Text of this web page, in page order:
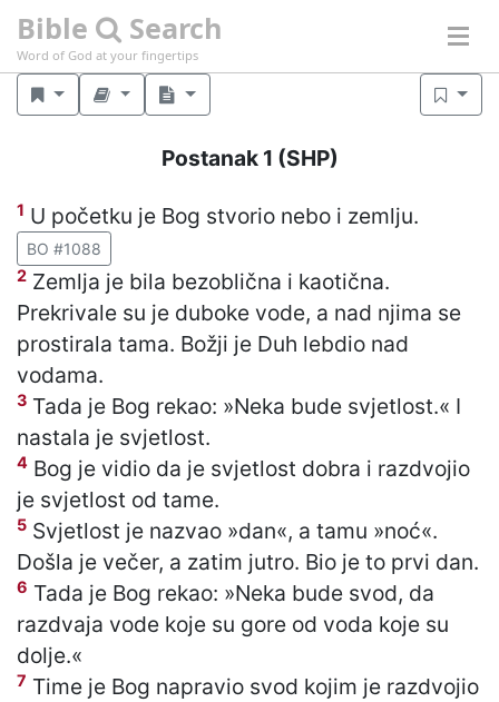
Bible Search
Word of God at your fingertips
Postanak 1 (SHP)
1 U početku je Bog stvorio nebo i zemlju.
BO #1088
2 Zemlja je bila bezoblična i kaotična.
Prekrivale su je duboke vode, a nad njima se
prostirala tama. Božji je Duh lebdio nad
vodama.
3 Tada je Bog rekao: »Neka bude svjetlost.« I
nastala je svjetlost.
4 Bog je vidio da je svjetlost dobra i razdvojio
je svjetlost od tame.
5 Svjetlost je nazvao »dan«, a tamu »noć«.
Došla je večer, a zatim jutro. Bio je to prvi dan.
6 Tada je Bog rekao: »Neka bude svod, da
razdvaja vode koje su gore od voda koje su
dolje.«
7 Time je Bog napravio svod kojim je razdvojio